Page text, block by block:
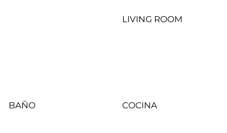
BAÑO COCINA
LIVING ROOM